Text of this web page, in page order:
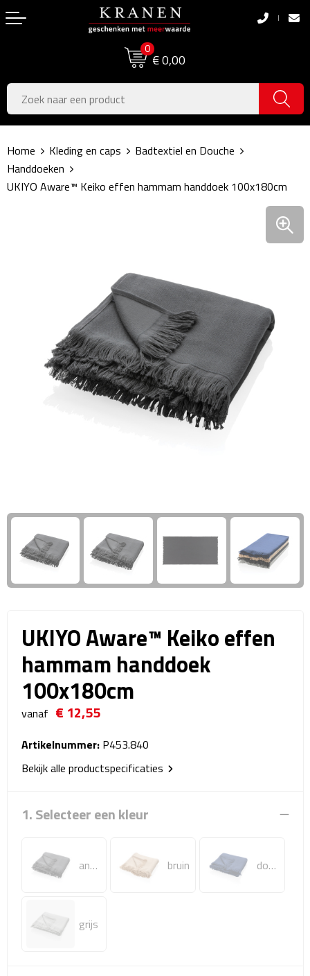
0
€ 0,00
Boodschappentassen
Boodschappentassen
Jute tassen
Katoenen draagtassen
Opvouwbare tassen
Zakelijke Tassen
Business trolleys
Documententassen
Kledingtassen
Reistassen
Trolleys
Reistassensets
Weekendtassen
Duffeltassen
Toilettassen
Laptop rugzakken
Sport- & Recreatietassen
Pasen
Koningsdag
Zomer
Voetbal, EK & WK
Geboorte- & Kraamcadeau's
Giftcards
Wellness Giftsets
Home Kleding en caps
Badtextiel en Douche
Handdoeken
UKIYO Aware™ Keiko effen hammam handdoek 100x180cm
UKIYO Aware™ Keiko effen
hammam handdoek
100x180cm
vanaf € 12,55
Artikelnummer: P453.840
Bekijk alle productspecificaties
1. Selecteer een kleur
antraciet bruin donkerblauw
grijs